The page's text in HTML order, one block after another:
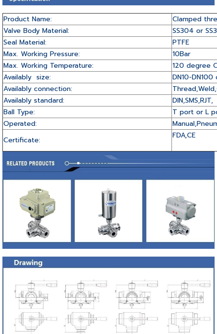
Product Name:
Clamped
Valve Body Material:
SS304 or
Seal Material:
PTFE
Max. Working Pressure:
10Bar
Max. Working Temperature:
120 degree
Availably size:
DN10-
Availably connection:
Availably standard:
DIN,SMS,RJT,
Ball Type:
T port or L
Operated:
Certificate:
FDA,CE